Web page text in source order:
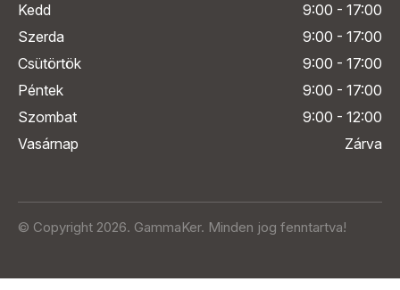
Kedd
9:00 - 17:00
Szerda
9:00 - 17:00
Csütörtök
9:00 - 17:00
Péntek
9:00 - 17:00
Szombat
9:00 - 12:00
Vasárnap
Zárva
© Copyright 2026. GammaKer. Minden jog fenntartva!